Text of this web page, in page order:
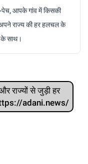
पेच, आपके गांव में किसकी
राज्य की हर हलचल के
के साथ।
राज्‍यों से जुड़ी हर
adani.news/